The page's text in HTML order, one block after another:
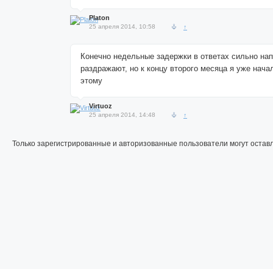
Platon
25 апреля 2014, 10:58 ↑
Конечно недельные задержки в ответах сильно
раздражают, но к концу второго месяца я уже
этому
Virtuoz
25 апреля 2014, 14:48 ↑
Только зарегистрированные и авторизованные пользователи могут